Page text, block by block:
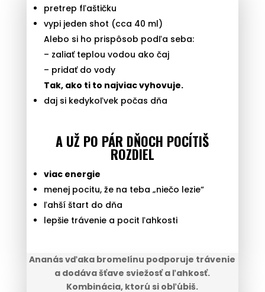
pretrep fľaštičku
vypi jeden shot (cca 40 ml)
Alebo si ho prispôsob podľa seba:
– zaliať teplou vodou ako čaj
– pridať do vody
Tak, ako ti to najviac vyhovuje.
daj si kedykoľvek počas dňa
A UŽ PO PÁR DŇOCH POCÍTIŠ
ROZDIEL
viac energie
menej pocitu, že na teba „niečo lezie“
ľahší štart do dňa
lepšie trávenie a pocit ľahkosti
Ananás vďaka bromelínu podporuje trávenie
a dodáva šťave sviežosť a ľahkosť.
Kombinácia, ktorú si obľúbiš.